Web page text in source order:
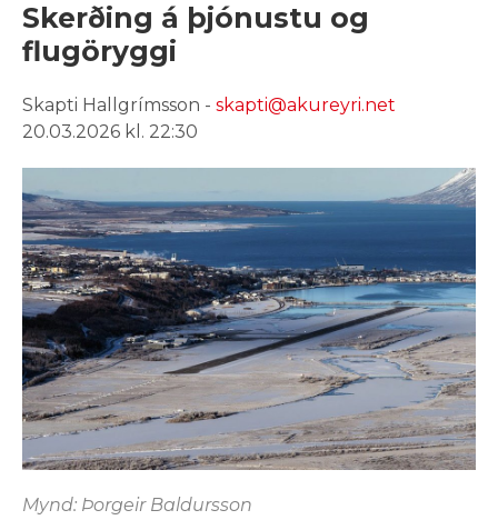
Skerðing á þjónustu og
flugöryggi
Skapti Hallgrímsson - skapti@akureyri.net
20.03.2026 kl. 22:30
Mynd: Þorgeir Baldursson